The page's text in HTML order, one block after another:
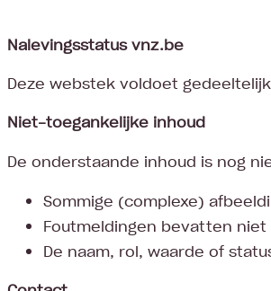
Nalevingsstatus vnz.be
Deze webstek voldoet
Niet-toegankelijke inhoud
De onderstaande inhoud is nog
Sommige (complexe)
Foutmeldingen bevatten
De naam, rol, waarde of